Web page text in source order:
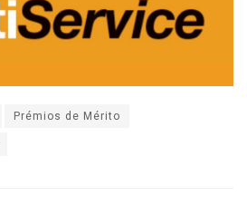
Prémios de Mérito